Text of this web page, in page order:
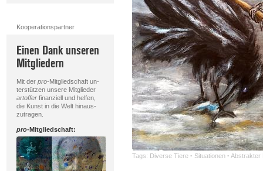
Kooperationspartner
Einen Dank unseren
Mitgliedern
Mit der pro-Mitgliedschaft un-
terstützen unsere Mitglieder
artofferfinanziell und helfen,
die Kunst in die Welt hinaus-
zutragen.
pro-Mitgliedschaft:
Tags: Diverse Tiere · Situationen · Abstrakter